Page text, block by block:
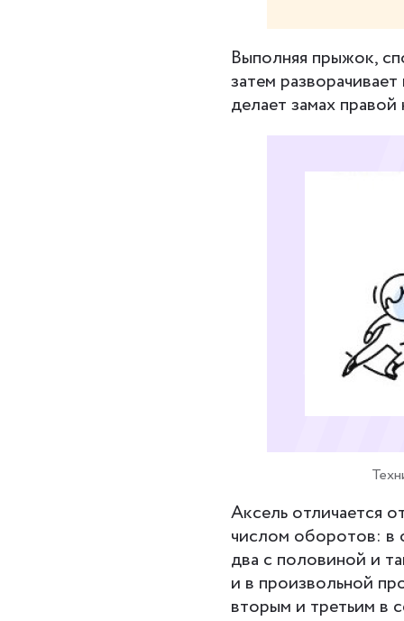
Выполняя прыжок,
затем
делает замах
Аксель отличается
числом оборотов: в
два с половиной и
и в произвольной
вторым и третьим в